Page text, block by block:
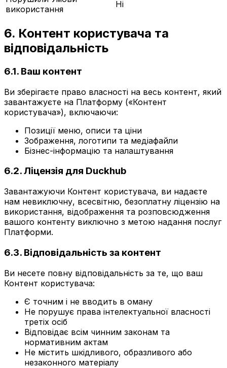
використання
Ні
6. Контент користувача та
відповідальність
6.1. Ваш контент
Ви зберігаєте право власності на весь контент, який
завантажуєте на Платформу («Контент
користувача»), включаючи:
Позиції меню, описи та ціни
Зображення, логотипи та медіафайли
Бізнес-інформацію та налаштування
6.2. Ліцензія для Duckhub
Завантажуючи Контент користувача, ви надаєте
нам невиключну, всесвітню, безоплатну ліцензію на
використання, відображення та розповсюдження
вашого контенту виключно з метою надання послуг
Платформи.
6.3. Відповідальність за контент
Ви несете повну відповідальність за те, що ваш
Контент користувача:
Є точним і не вводить в оману
Не порушує права інтелектуальної власності
третіх осіб
Відповідає всім чинним законам та
нормативним актам
Не містить шкідливого, образливого або
незаконного матеріалу